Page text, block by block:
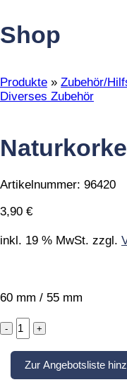
Shop
Produkte » Zubehör/
Diverses Zubehör
Artikelnummer: 96420
3,90 €
inkl. 19 % MwSt. zzgl.
60 mm / 55 mm
Naturkorken
quantity
Zur Angebotsliste